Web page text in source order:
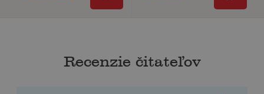
Recenzie čitateľov